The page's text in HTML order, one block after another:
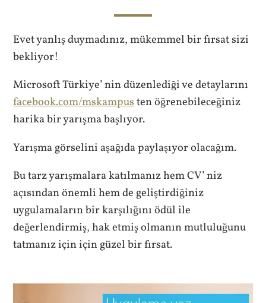
Evet yanlış duymadınız, mükemmel bir fırsat sizi
bekliyor!
Microsoft Türkiye’ nin düzenlediği ve detaylarını
facebook.com/mskampusten öğrenebileceğiniz
harika bir yarışma başlıyor.
Yarışma görselini aşağıda paylaşıyor olacağım.
Bu tarz yarışmalara katılmanız hem CV’ niz
açısından önemli hem de geliştirdiğiniz
uygulamaların bir karşılığını ödül ile
değerlendirmiş, hak etmiş olmanın mutluluğunu
tatmanız için için güzel bir fırsat.